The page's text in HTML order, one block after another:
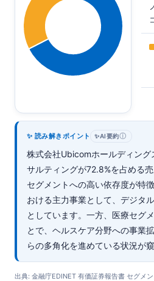
✨ 読み解きポイント ✨AI要約ⓘ
株式会社Ubicomホールディング
サルティングが72.8%を占める
セグメントへの高い依存度が特
おける主力事業として、デジタ
としています。一方、医療セグ
とで、ヘルスケア分野への事業
らの多角化を進めている状況が窺
出典: 金融庁EDINET 有価証券報告書 セグメ